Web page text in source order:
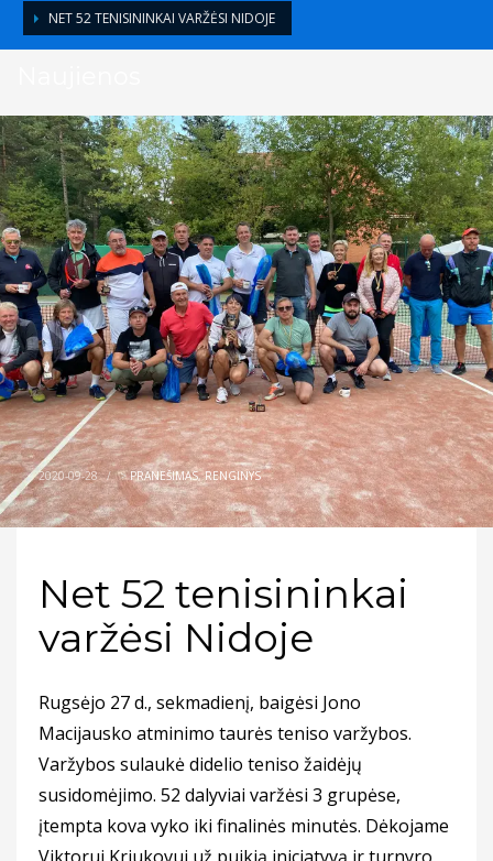
NET 52 TENISININKAI VARŽĖSI NIDOJE
2020-09-28 / >PRANEŠIMAS,RENGINYS
Net 52 tenisininkai
varžėsi Nidoje
Rugsėjo 27 d., sekmadienį, baigėsi Jono
Macijausko atminimo taurės teniso varžybos.
Varžybos sulaukė didelio teniso žaidėjų
susidomėjimo. 52 dalyviai varžėsi 3 grupėse,
įtempta kova vyko iki finalinės minutės. Dėkojame